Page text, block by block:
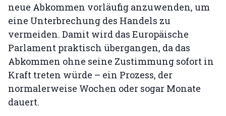
neue Abkommen vorläufig anzuwenden, um
eine Unterbrechung des Handels zu
vermeiden. Damit wird das Europäische
Parlament praktisch übergangen, da das
Abkommen ohne seine Zustimmung sofort in
Kraft treten würde – ein Prozess, der
normalerweise Wochen oder sogar Monate
dauert.